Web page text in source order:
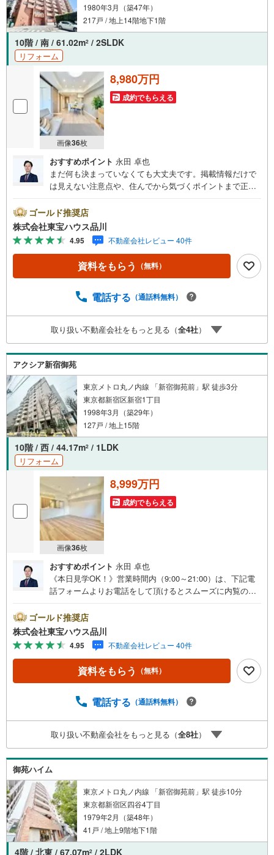
1980年3月（築47年）
217戸 / 地上14階地下1階
10階 / 南 / 61.02m2 / 2SLDK
リフォーム
画像36枚
8,980万円
成約でもらえる
おすすめポイント 永田 卓也
まだ何も決まっていなくても大丈夫です。掲載情報だけで
は見えない注意点や、住んでから気づくポイントまで正直
とも包み隠さずお伝えし、「納得して選ぶ」ためのサポー
トを大切にしています。現地でしか分からないリアルな情
報も含めて、一緒に後悔しない住まい探しを進めていきま
しょう。まずはお気軽にご相談ください。【Yahoo！ 不動
産キャンペーン対象店舗】当店で物件を成約するとPayPay
ボーナスライトがもらえる「Yahoo！ 不動産 物件ご成約キ
予約をする」ボタンからお問い合わせください。※必ずYah
スライトは出金と譲渡はできません。ご案内・詳細な資料
のご請求はお気軽にどうぞ♪お電話でのお問い合わせも常
時受け付けております！お気軽にお問い合わせください。
ゴールド推奨店
株式会社東宝ハウス品川
4.95 不動産会社レビュー 40件
資料をもらう （無料）
電話する （通話料無料）
取り扱い不動産会社をもっと見る（全4社）
アクシア新宿御苑
東京メトロ丸ノ内線 「新宿御苑前」駅 徒歩3分
東京都新宿区新宿1丁目
1998年3月（築29年）
127戸 / 地上15階
10階 / 西 / 44.17m2 / 1LDK
リフォーム
画像36枚
8,999万円
成約でもらえる
おすすめポイント 永田 卓也
《本日見学OK！》営業時間内（9:00～21:00）は、下記電
話フォームよりお電話をして頂けるとスムーズに内覧のご
hoo！ 不動産キャンペーン対象店舗】当店で物件を成約す
るとPayPayボーナスライトがもらえる「Yahoo！ 不動産
物件ご成約キャンペーン」の対象になります。「資料をも
らう」「見学予約をする」ボタンからお問い合わせくださ
い。※必ずYahoo！ JAPAN IDでログインしてください。※P
ayPayボーナスライトは出金と譲渡はできません。ご案
問い合わせも常時受け付けております！お気軽にお問い合
ゴールド推奨店
株式会社東宝ハウス品川
4.95 不動産会社レビュー 40件
資料をもらう （無料）
電話する （通話料無料）
取り扱い不動産会社をもっと見る（全8社）
御苑ハイム
東京メトロ丸ノ内線 「新宿御苑前」駅 徒歩10分
東京都新宿区四谷4丁目
1979年2月（築48年）
41戸 / 地上9階地下1階
4階 / 北東 / 67.07m2 / 2LDK